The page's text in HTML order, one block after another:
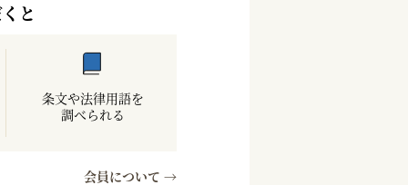
と
条文や法律用語を
調べられる
会員について →